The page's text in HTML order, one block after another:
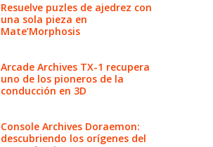
Resuelve puzles de ajedrez con
una sola pieza en
Mate’Morphosis
Arcade Archives TX-1 recupera
uno de los pioneros de la
conducción en 3D
Console Archives Doraemon:
descubriendo los orígenes del